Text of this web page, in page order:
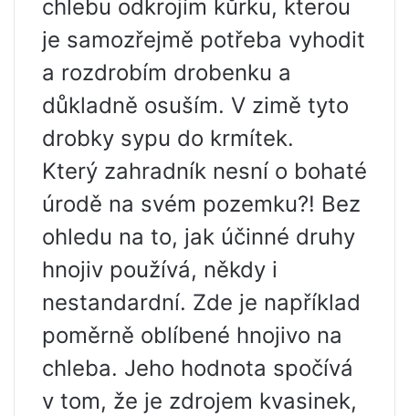
chlebu odkrojím kůrku, kterou
je samozřejmě potřeba vyhodit
a rozdrobím drobenku a
důkladně osuším. V zimě tyto
drobky sypu do krmítek.
Který zahradník nesní o bohaté
úrodě na svém pozemku?! Bez
ohledu na to, jak účinné druhy
hnojiv používá, někdy i
nestandardní. Zde je například
poměrně oblíbené hnojivo na
chleba. Jeho hodnota spočívá
v tom, že je zdrojem kvasinek,